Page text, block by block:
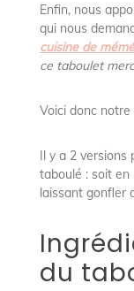
Enfin, nous
qui nous
cuisine de
ce taboulet
Voici donc notre
Il y a 2 versions
taboulé : soit en
laissant gonfler
du